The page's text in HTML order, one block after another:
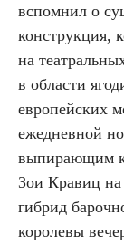
вспомнил о
конструкция,
на
в области
европейских
ежедневной
выпирающим
Зои Кравиц
гибрид
королевы